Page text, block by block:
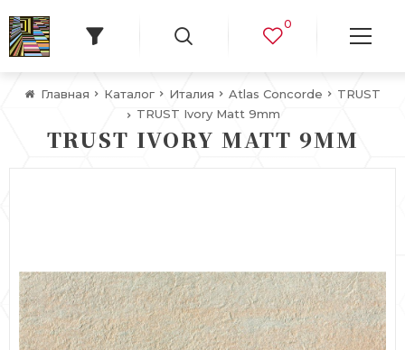
0
Главная Каталог Италия Atlas Concorde
TRUST
TRUST Ivory Matt 9mm
TRUST IVORY MATT 9MM